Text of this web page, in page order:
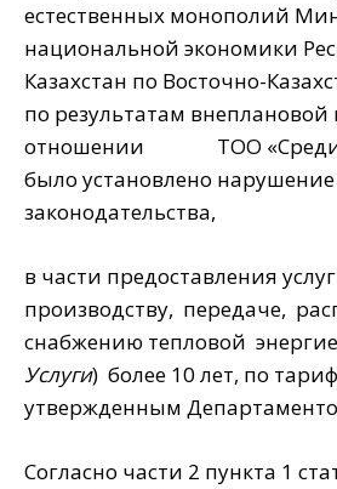
естественных монополий
национальной экономики
Казахстан по Восточно-
по результатам внеплановой
отношении ТОО
было установлено нарушение
законодательства,
в части предоставления
производству, передаче,
снабжению тепловой
Услуги) более 10 лет, по
утвержденным
Согласно части 2 пункта 1